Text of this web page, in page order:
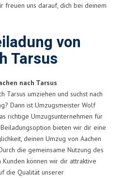
freuen uns darauf, dich bei deinem
von
Tarsus
nach Tarsus
Tarsus umziehen und suchst nach
Dann ist Umzugsmeister Wolf
richtige Umzugsunternehmen für
bieten wir dir eine
deinen Umzug von Aachen
die gemeinsame Nutzung des
können wir dir attraktive
die Qualität unserer